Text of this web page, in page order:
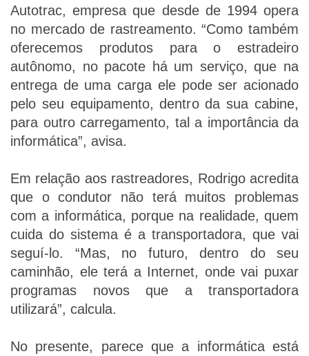
Autotrac, empresa que desde de 1994 opera
no mercado de rastreamento. “Como também
oferecemos produtos para o estradeiro
autônomo, no pacote há um serviço, que na
entrega de uma carga ele pode ser acionado
pelo seu equipamento, dentro da sua cabine,
para outro carregamento, tal a importância da
informática”, avisa.
Em relação aos rastreadores, Rodrigo acredita
que o condutor não terá muitos problemas
com a informática, porque na realidade, quem
cuida do sistema é a transportadora, que vai
seguí-lo. “Mas, no futuro, dentro do seu
caminhão, ele terá a Internet, onde vai puxar
programas novos que a transportadora
utilizará”, calcula.
No presente, parece que a informática está